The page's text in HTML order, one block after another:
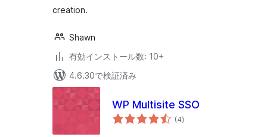
creation.
Shawn
有効インストール数: 10+
4.6.30で検証済み
WP Multisite SSO
(4個
の)